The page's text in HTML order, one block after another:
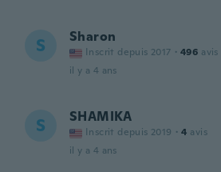
S Sharon
Inscrit depuis 2017 · 496 avis
il y a 4 ans
S SHAMIKA
Inscrit depuis 2019 · 4 avis
il y a 4 ans